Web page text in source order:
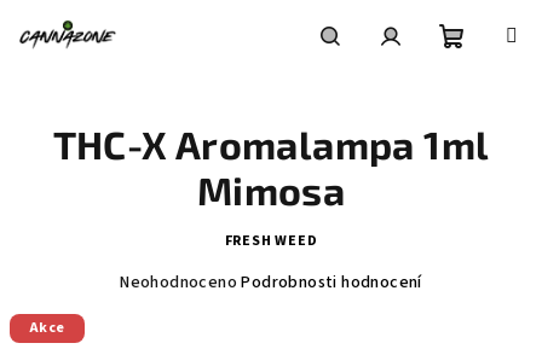
košík
THC-X Aromalampa 1ml
Mimosa
FRESH WEED
produktu
Neohodnoceno Podrobnosti hodnocení
Akce